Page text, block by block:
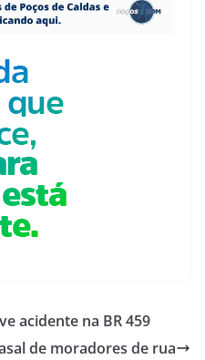
acidente na BR 459
de moradores de rua